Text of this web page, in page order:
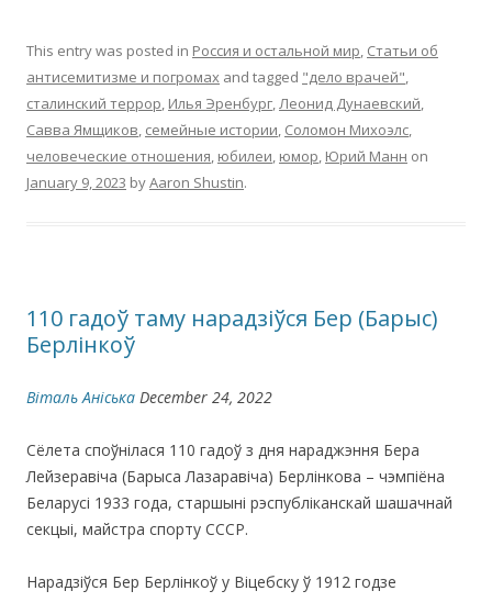
This entry was posted in Россия и остальной мир, Статьи об
антисемитизме и погромах and tagged "дело врачей",
cталинский террор, Илья Эренбург,Леонид Дунаевский,
Савва Ямщиков, семейные истории, Соломон Михоэлс,
человеческие отношения, юбилеи, юмор, Юрий Манн on
January 9, 2023 byAaron Shustin.
110 гадоў таму нарадзіўся Бер (Барыс)
Берлінкоў
Віталь Аніська December 24, 2022
Сёлета споўнілася 110 гадоў з дня нараджэння Бера
Лейзеравіча (Барыса Лазаравіча) Берлінкова – чэмпіёна
Беларусі 1933 года, старшыні рэспубліканскай шашачнай
секцыі, майстра спорту СССР.
Нарадзіўся Бер Берлінкоў у Віцебску ў 1912 годзе